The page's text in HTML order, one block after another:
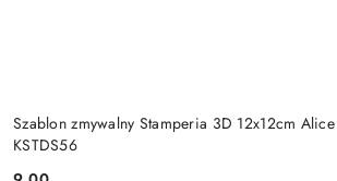
Szablon zmywalny Stamperia 3D 12x12cm
KSTDS56